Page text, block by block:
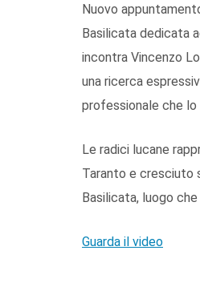
Nuovo
Basilicata dedicata
incontra Vincenzo
una ricerca
professionale che
Le radici lucane
Taranto e cresciuto
Basilicata, luogo
Guarda il video